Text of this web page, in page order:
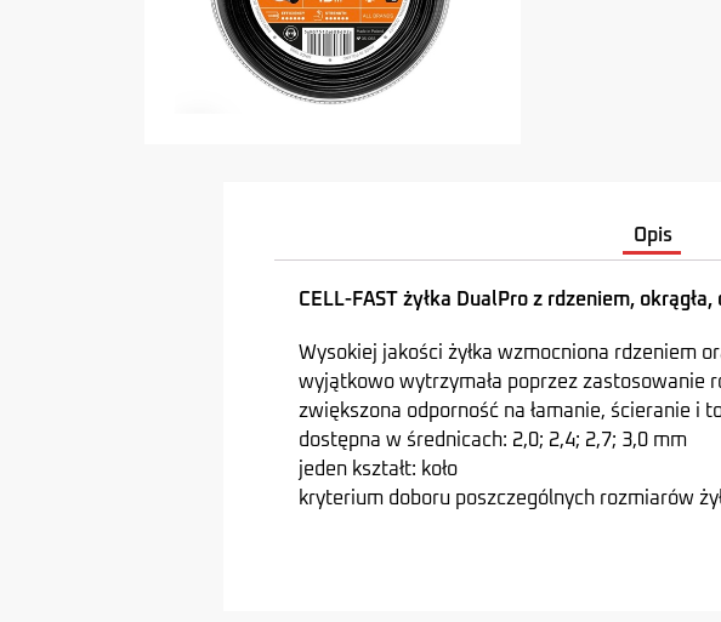
Opis
CELL-FAST żyłka DualPro z rdzeniem,
Wysokiej jakości żyłka wzmocniona rdzeniem
wyjątkowo wytrzymała poprzez zastosowanie
zwiększona odporność na łamanie, ścieranie i
dostępna w średnicach: 2,0; 2,4; 2,7; 3,0 mm
jeden kształt: koło
kryterium doboru poszczególnych rozmiarów